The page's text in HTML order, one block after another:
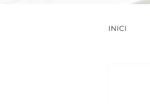
INICI